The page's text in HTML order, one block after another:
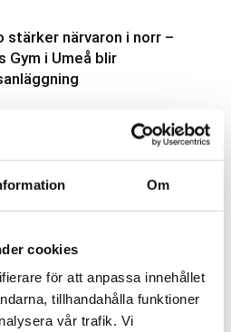
Om
cookies
för att anpassa innehållet
tillhandahålla funktioner
vår trafik. Vi
stärker närvaron i norr –
Gym i Umeå blir
Träningsverk om